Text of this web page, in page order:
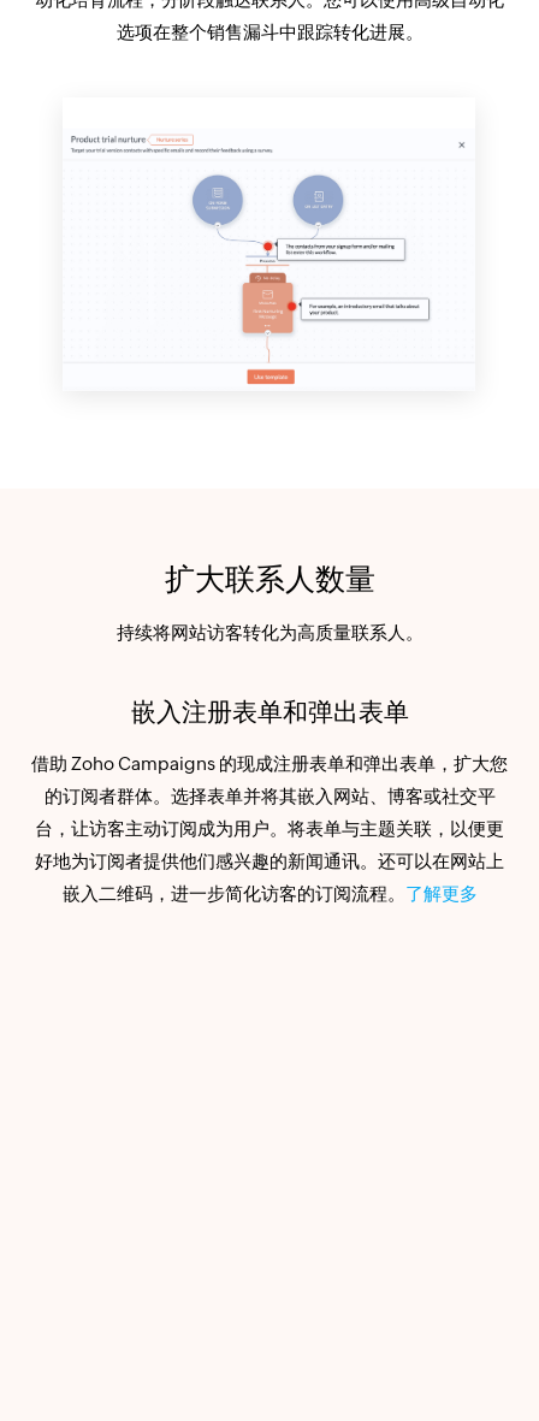
选项在整个销售漏斗中跟踪转化进展。
扩大联系人数量
持续将网站访客转化为高质量联系人。
嵌入注册表单和弹出表单
借助 Zoho Campaigns 的现成注册表单和弹出表单，扩大您
的订阅者群体。选择表单并将其嵌入网站、博客或社交平
台，让访客主动订阅成为用户。将表单与主题关联，以便更
好地为订阅者提供他们感兴趣的新闻通讯。还可以在网站上
嵌入二维码，进一步简化访客的订阅流程。 了解更多